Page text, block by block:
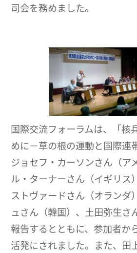
司会を務めました。
国際交流フォーラムは、「核
めに－草の根の運動と国際連
ジョセフ・カーソンさん（ア
ル・ターナーさん（イギリス
ストヴァードさん（オランダ
ュさん（韓国）、土田弥生さ
報告するとともに、参加者か
活発にされました。また、田